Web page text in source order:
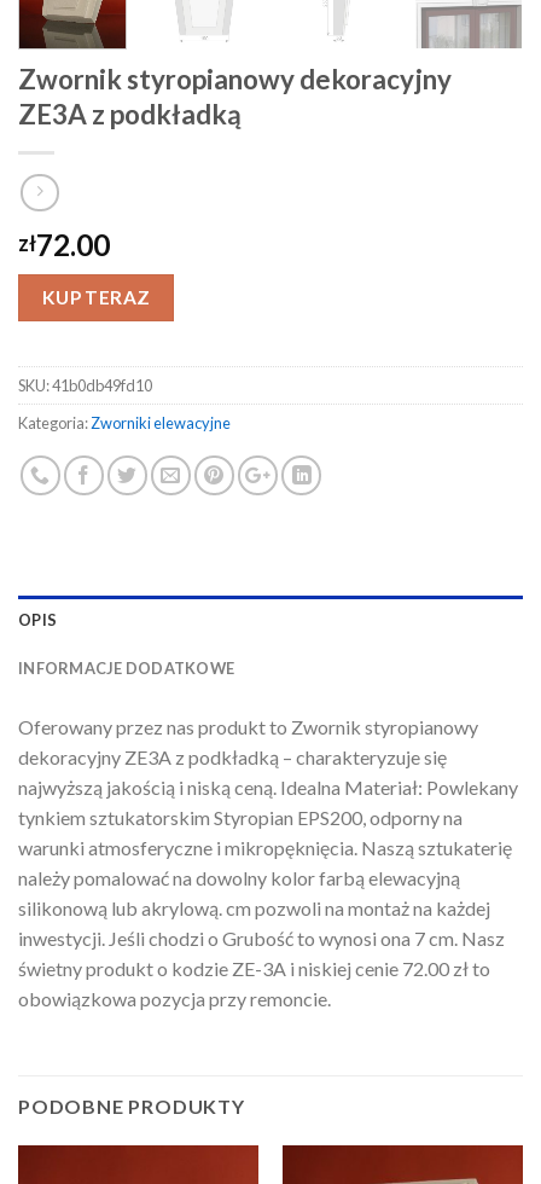
Zwornik styropianowy dekoracyjny
ZE3A z podkładką
zł72.00
KUP TERAZ
SKU:41b0db49fd10
Kategoria:Zworniki elewacyjne
OPIS
INFORMACJE DODATKOWE
Oferowany przez nas produkt to Zwornik styropianowy
dekoracyjny ZE3A z podkładką – charakteryzuje się
najwyższą jakością i niską ceną. Idealna Materiał: Powlekany
tynkiem sztukatorskim Styropian EPS200, odporny na
warunki atmosferyczne i mikropęknięcia. Naszą sztukaterię
należy pomalować na dowolny kolor farbą elewacyjną
silikonową lub akrylową. cm pozwoli na montaż na każdej
inwestycji. Jeśli chodzi o Grubość to wynosi ona 7 cm. Nasz
świetny produkt o kodzie ZE-3A i niskiej cenie 72.00 zł to
obowiązkowa pozycja przy remoncie.
PODOBNE PRODUKTY